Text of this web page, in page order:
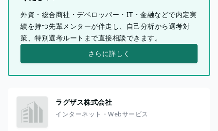
外資・総合商社・デベロッパー・IT・金融などで内定実
績を持つ先輩メンターが伴走し、自己分析から選考対
策、特別選考ルートまで直接相談できます。
さらに詳しく
ラグザス株式会社
インターネット・Webサービス